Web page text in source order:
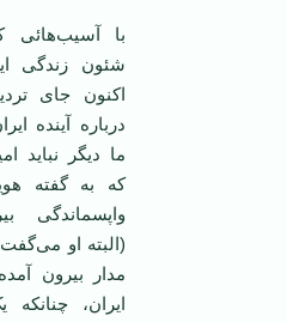
با آسیب‌هائی
شئون زندگی
اکنون جای
درباره آینده
ما دیگر نباید
که به گفته
واپسماندگی
(البته او می‌گفت
مدار بیرون
ایران، چنانکه